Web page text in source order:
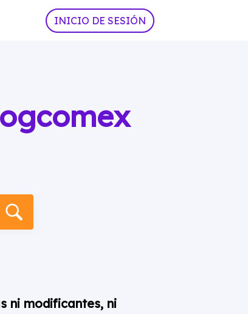
INICIO DE SESIÓN
ni modificantes, ni